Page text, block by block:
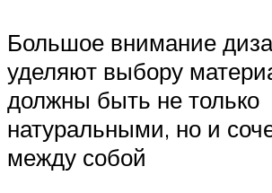
Большое внимание
уделяют выбору
должны быть не только
натуральными, но и
между собой